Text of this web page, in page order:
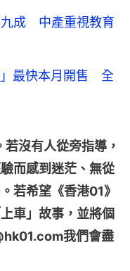
九成 中產重視教育
」最快本月開售 全
沒有人從旁指導，
而感到迷茫、無從
若希望《香港01》
車」故事，並將個
我們會盡